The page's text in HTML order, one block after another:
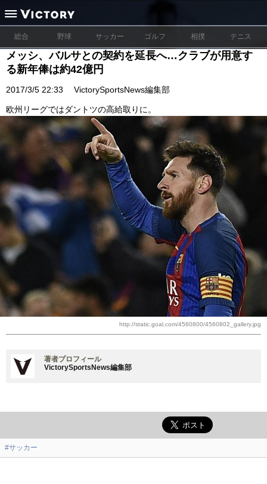
総合 野球 サッカー ゴルフ 相撲 テニス
メッシ、バルサとの契約を延長へ…クラブが用意す
る新年俸は約42億円
2017/3/5 22:33 VictorySportsNews編集部
欧州リーグではダントツの高給取りに。
http://static.goal.com/4560800/4560802_gallery.jpg
著者プロフィール
VictorySportsNews編集部
#サッカー